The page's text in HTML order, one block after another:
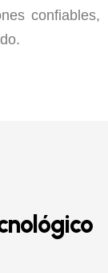
confiables,